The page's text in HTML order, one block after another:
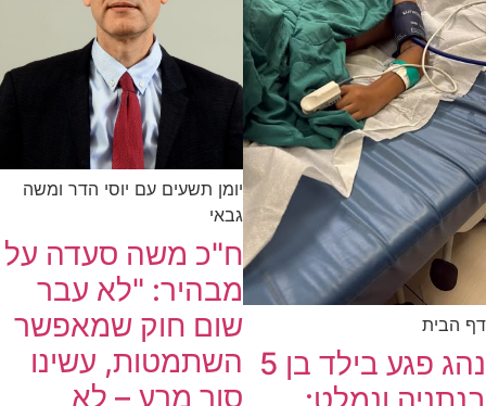
דף הבית
נהג פגע בילד בן 5
יומן תשעים עם יוסי הדר ומשה
גבאי
ח"כ משה סעדה על
מבהיר: "לא עבר
שום חוק שמאפשר
השתמטות, עשינו
סור מרע – לא